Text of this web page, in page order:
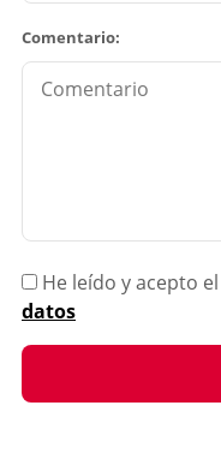
Comentario:
He leído y acepto el
datos